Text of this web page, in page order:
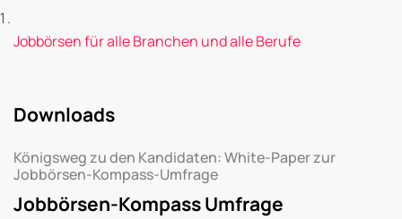
Jobbörsen für alle Branchen und alle Berufe
Downloads
Königsweg zu den Kandidaten: White-Paper zur
Jobbörsen-Kompass-Umfrage
Jobbörsen-Kompass Umfrage